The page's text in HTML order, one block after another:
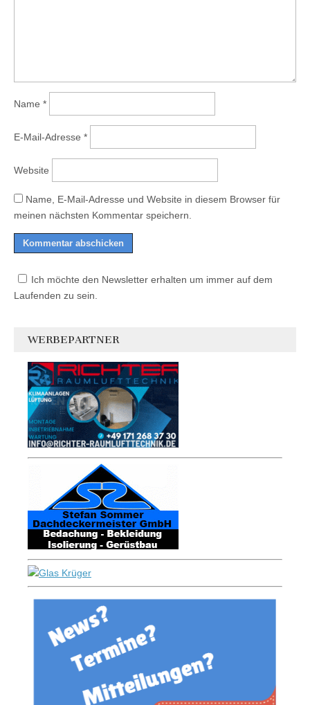
Name *
E-Mail-Adresse *
Website
Name, E-Mail-Adresse und Website in diesem Browser für
meinen nächsten Kommentar speichern.
Ich möchte den Newsletter erhalten um immer auf dem
Laufenden zu sein.
WERBEPARTNER